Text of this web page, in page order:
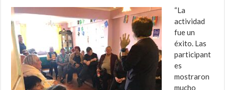
“La
actividad
fue un
éxito. Las
participant
es
mostraron
mucho